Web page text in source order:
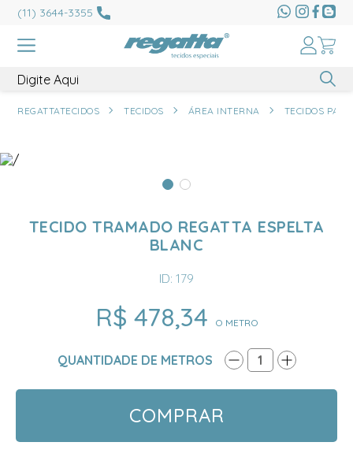
(11) 3644-3355
REGATTATECIDOS TECIDOS ÁREA INTERNA TECIDOS
TECIDO TRAMADO REGATTA ESPELTA
BLANC
ID: 179
R$ 478,34 O METRO
QUANTIDADE DE METROS 1
COMPRAR